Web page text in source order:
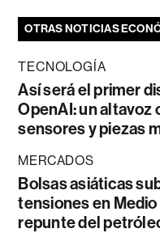
OTRAS NOTICIAS
TECNOLOGÍA
Así será el primer
OpenAI: un altavoz
sensores y piezas
MERCADOS
Bolsas asiáticas
tensiones en
repunte del